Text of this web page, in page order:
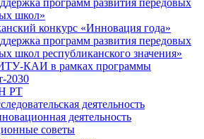
школ»
конкурс «Инновация года»
программ развития передовых
школ республиканского значения»
КАИ в рамках программы
2030
РТ
деятельность
деятельность
советы